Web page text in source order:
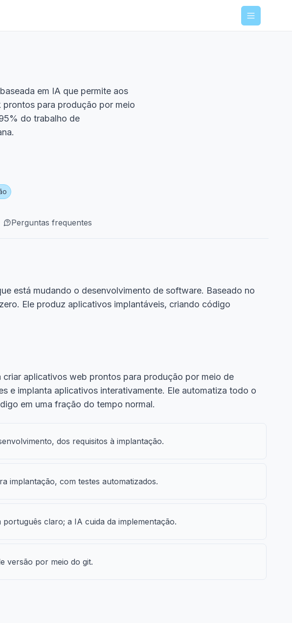
Menu
em IA que permite aos
para produção por meio
do trabalho de
Perguntas frequentes
está mudando o desenvolvimento de software. Baseado no
Ele produz aplicativos implantáveis, criando código
aplicativos web prontos para produção por meio de
e implanta aplicativos interativamente. Ele automatiza todo o
em uma fração do tempo normal.
dos requisitos à implantação.
implantação, com testes automatizados.
claro; a IA cuida da implementação.
versão por meio do git.